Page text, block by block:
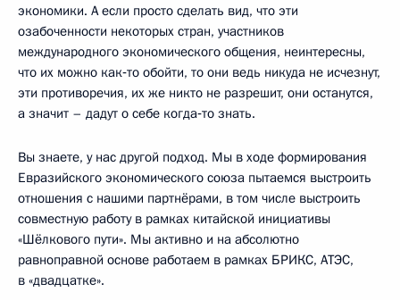
экономики. А если просто сделать вид, что эти
озабоченности некоторых стран, участников
международного экономического общения, неинтересны,
что их можно как‑то обойти, то они ведь никуда не исчезнут,
эти противоречия, их же никто не разрешит, они останутся,
а значит – дадут о себе когда‑то знать.
Вы знаете, у нас другой подход. Мы в ходе формирования
Евразийского экономического союза пытаемся выстроить
отношения с нашими партнёрами, в том числе выстроить
совместную работу в рамках китайской инициативы
«Шёлкового пути». Мы активно и на абсолютно
равноправной основе работаем в рамках БРИКС, АТЭС,
в «двадцатке».